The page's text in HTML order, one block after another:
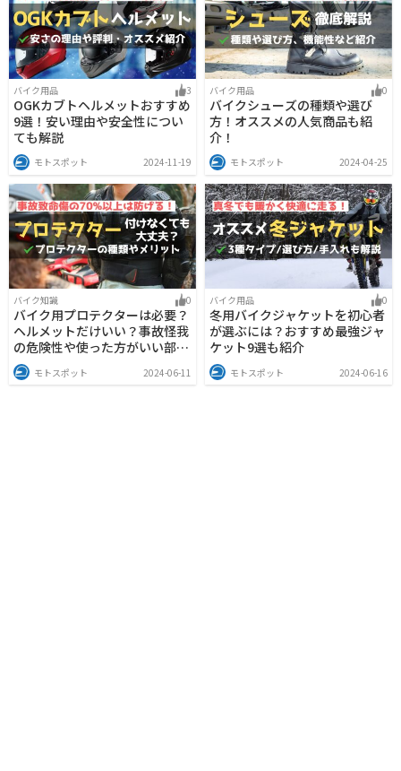
バイク用品 3
OGKカブトヘルメットおすすめ
9選！安い理由や安全性につい
ても解説
モトスポット 2024-11-19
バイク用品 0
バイクシューズの種類や選び
方！オススメの人気商品も紹
介！
モトスポット 2024-04-25
バイク知識 0
バイク用プロテクターは必要？
ヘルメットだけいい？事故怪我
の危険性や使った方がいい部位
も解説モトスポット 2024-06-11
バイク用品 0
冬用バイクジャケットを初心者
が選ぶには？おすすめ最強ジャ
ケット9選も紹介
モトスポット 2024-06-16